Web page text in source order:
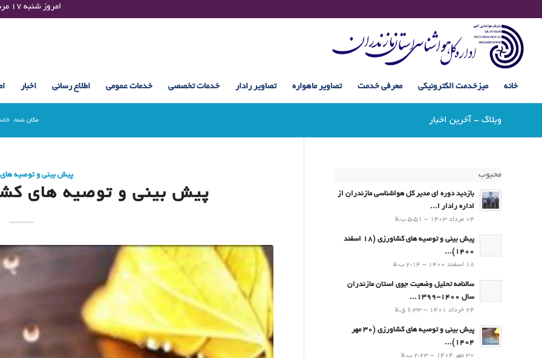
Saturday 08 August 2026 , 09:55 UTC ¤¤¤¤ امروز شنبه ۱۷ مرداد ۱۴۰۵ساعت : ۰۹:۵۵
خانه میزخدمت الکترونیکی معرفی خدمت تصاویر ماهواره تصاویر رادار خدمات تخصصی خدمات عمومی اطلاع رسانی اخبار
وبلاگ - آخرین اخبار مکان شما:
پیش بینی و توصیه
پیش بینی و توصیه های کشاورزی (6
محبوب
بازدید دوره ای مدیر کل هواشناسی مازندران از
اداره رادار ا...
04 مرداد 1403 - 5:51 ب.ظ
پیش بینی و توصیه های کشاورزی (18 اسفند
1400)...
18 اسفند 1400 - 2:14 ب.ظ
سالنامه تحلیل وضعیت جوی استان مازندران
سال 1400-1399...
24 خرداد 1401 - 6:33 ق.ظ
پیش بینی و توصیه های کشاورزی (30 مهر
۱۴۰۴)...
30 مهر 1404 - 2:23 ب.ظ